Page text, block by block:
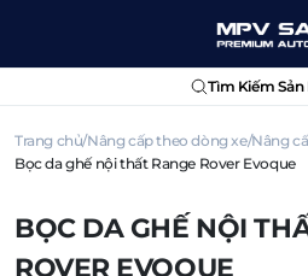
Tìm Kiếm
Trang chủ Nâng cấp theo dòng xe Nâng
Bọc da ghế nội thất Range Rover Evoque
BỌC DA GHẾ NỘI
ROVER EVOQUE